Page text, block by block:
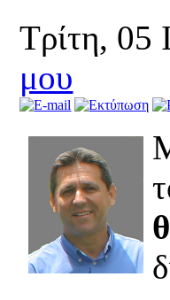
Τρίτη, 05
μου